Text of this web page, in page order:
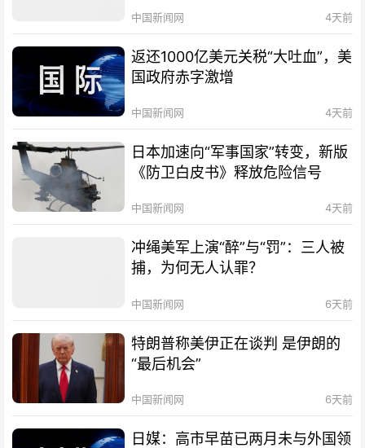
中国新闻网 4天前
返还1000亿美元关税“大吐血”，美
国政府赤字激增
中国新闻网 4天前
日本加速向“军事国家”转变，新版
《防卫白皮书》释放危险信号
中国新闻网 4天前
冲绳美军上演“醉”与“罚”：三人被
捕，为何无人认罪？
中国新闻网 6天前
特朗普称美伊正在谈判 是伊朗的
“最后机会”
中国新闻网 6天前
日媒：高市早苗已两月未与外国领